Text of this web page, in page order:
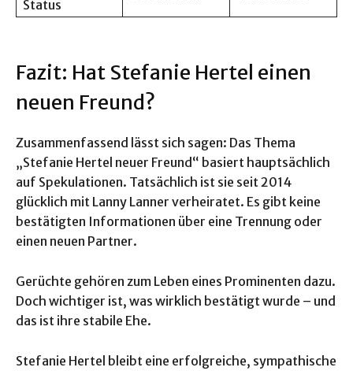
Status
Fazit: Hat Stefanie Hertel einen
neuen Freund?
Zusammenfassend lässt sich sagen: Das Thema
„Stefanie Hertel neuer Freund“ basiert hauptsächlich
auf Spekulationen. Tatsächlich ist sie seit 2014
glücklich mit Lanny Lanner verheiratet. Es gibt keine
bestätigten Informationen über eine Trennung oder
einen neuen Partner.
Gerüchte gehören zum Leben eines Prominenten dazu.
Doch wichtiger ist, was wirklich bestätigt wurde – und
das ist ihre stabile Ehe.
Stefanie Hertel bleibt eine erfolgreiche, sympathische